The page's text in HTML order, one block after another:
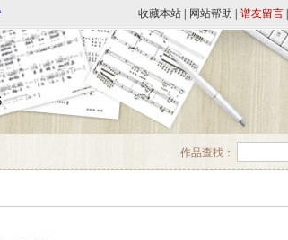
收藏本站 网站帮助 谱友留言
作品查找：